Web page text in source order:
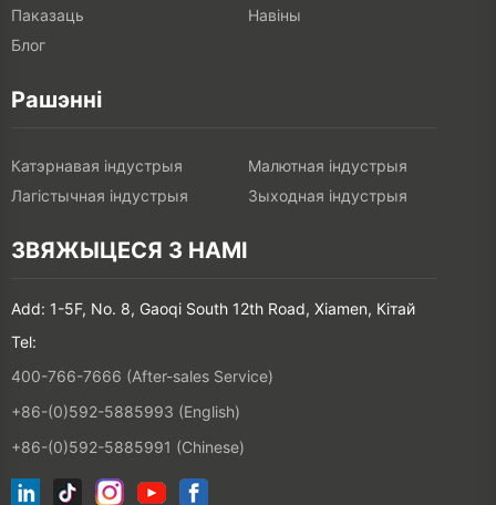
Паказаць
Навіны
Блог
Рашэнні
Катэрнавая індустрыя
Малютная індустрыя
Лагістычная індустрыя
Зыходная індустрыя
ЗВЯЖЫЦЕСЯ З НАМІ
Add: 1-5F, No. 8, Gaoqi South 12th Road, Xiamen, Кітай
Tel:
400-766-7666 (After-sales Service)
+86-(0)592-5885993 (English)
+86-(0)592-5885991 (Chinese)